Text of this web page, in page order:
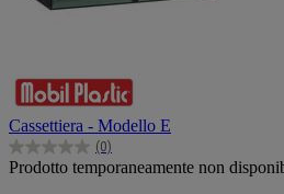
Cassettiera - Modello E
(0)
0.0
su
Prodotto temporaneamente non